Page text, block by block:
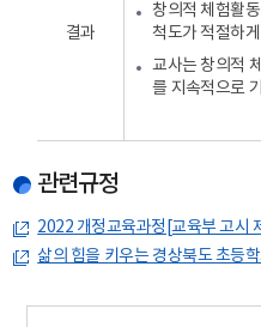
결과
창의적 체험활
척도가 적절하
교사는 창의적
를 지속적으로
관련규정
2022 개정교육과정[교육부 고시
삶의 힘을 키우는 경상북도 초등